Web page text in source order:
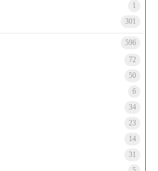
1
301
596
72
50
6
34
23
14
31